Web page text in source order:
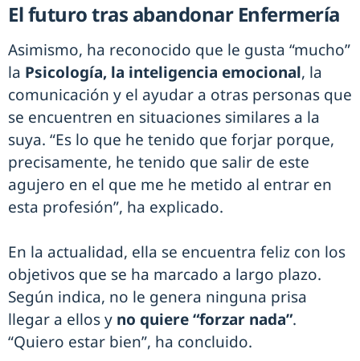
El futuro tras abandonar Enfermería
Asimismo, ha reconocido que le gusta “mucho”
la Psicología, la inteligencia emocional, la
comunicación y el ayudar a otras personas que
se encuentren en situaciones similares a la
suya. “Es lo que he tenido que forjar porque,
precisamente, he tenido que salir de este
agujero en el que me he metido al entrar en
esta profesión”, ha explicado.
En la actualidad, ella se encuentra feliz con los
objetivos que se ha marcado a largo plazo.
Según indica, no le genera ninguna prisa
llegar a ellos y no quiere “forzar nada”.
“Quiero estar bien”, ha concluido.